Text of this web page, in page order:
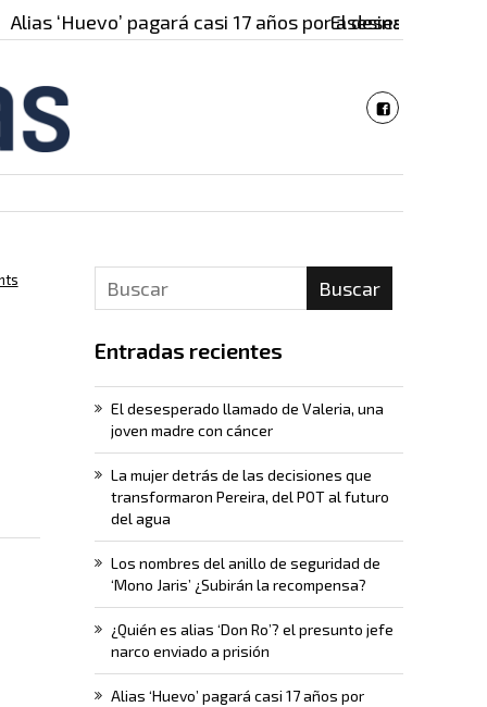
pagará casi 17 años por asesinar…El desesperado llamado de
Buscar
Entradas recientes
El desesperado llamado de Valeria, una
joven madre con cáncer
La mujer detrás de las decisiones que
transformaron Pereira, del POT al futuro
del agua
Los nombres del anillo de seguridad de
‘Mono Jaris’ ¿Subirán la recompensa?
¿Quién es alias ‘Don Ro’? el presunto jefe
narco enviado a prisión
Alias ‘Huevo’ pagará casi 17 años por